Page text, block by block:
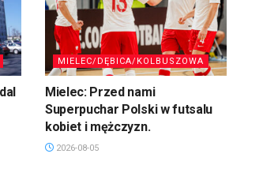
MIELEC/DĘBICA/KOLBUSZOWA
Mielec: Przed nami
Superpuchar Polski w futsalu
kobiet i mężczyzn.
2026-08-05